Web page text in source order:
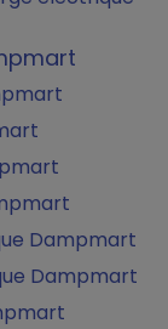
Dampmart
Dampmart